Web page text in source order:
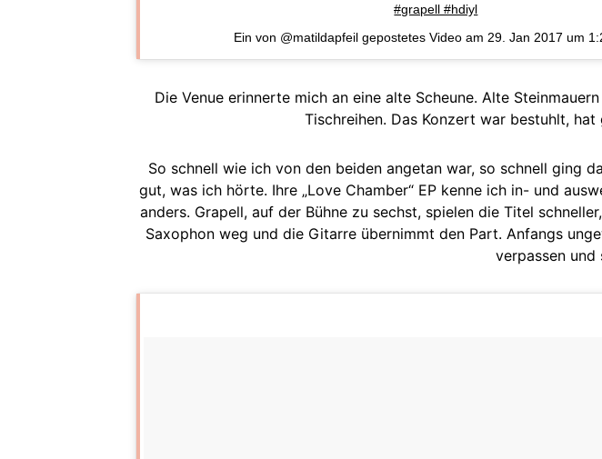
#grapell #hdiyl
Ein von @matildapfeil gepostetes Video am 29. Jan 2017 um
Die Venue erinnerte mich an eine alte Scheune. Alte
Tischreihen. Das Konzert war bestuhlt,
So schnell wie ich von den beiden angetan war, so schnell ging
gut, was ich hörte. Ihre „Love Chamber“ EP kenne ich in- und
anders. Grapell, auf der Bühne zu sechst, spielen die Titel
Saxophon weg und die Gitarre übernimmt den Part. Anfangs
verpassen und